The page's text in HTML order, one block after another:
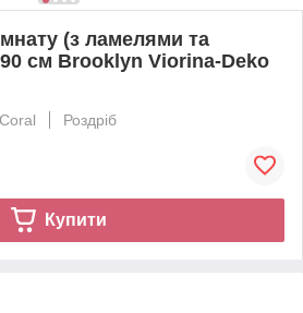
(з ламелями та
см Brooklyn Viorina-Deko
Роздріб
Купити